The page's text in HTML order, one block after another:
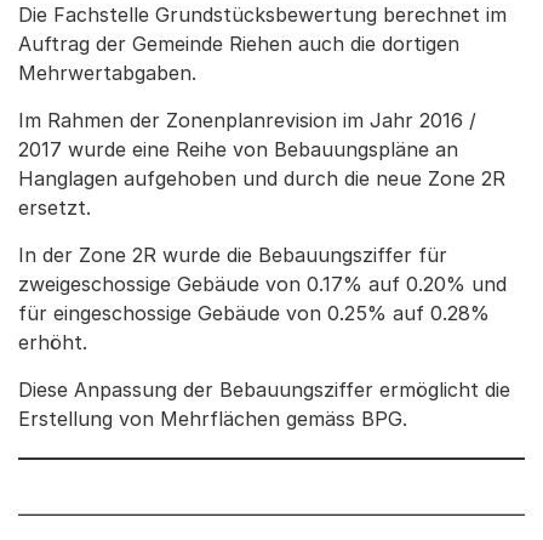
Die Fachstelle Grundstücksbewertung berechnet im
Auftrag der Gemeinde Riehen auch die dortigen
Mehrwertabgaben.
Im Rahmen der Zonenplanrevision im Jahr 2016 /
2017 wurde eine Reihe von Bebauungspläne an
Hanglagen aufgehoben und durch die neue Zone 2R
ersetzt.
In der Zone 2R wurde die Bebauungsziffer für
zweigeschossige Gebäude von 0.17% auf 0.20% und
für eingeschossige Gebäude von 0.25% auf 0.28%
erhöht.
Diese Anpassung der Bebauungsziffer ermöglicht die
Erstellung von Mehrflächen gemäss BPG.